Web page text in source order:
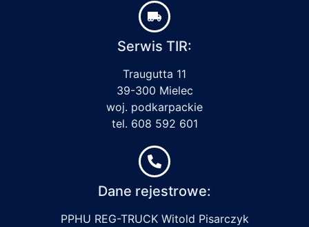
Serwis TIR:
Traugutta 11
39-300 Mielec
woj. podkarpackie
tel. 608 592 601
Dane rejestrowe:
PPHU REG-TRUCK Witold Pisarczyk